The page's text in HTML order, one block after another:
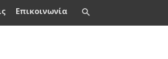
Επικοινωνία